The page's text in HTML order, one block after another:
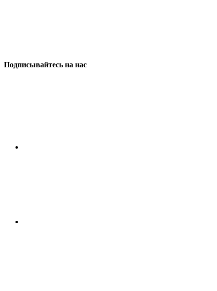
Подписывайтесь на нас